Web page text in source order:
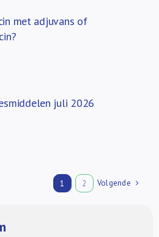
met adjuvans of
juli 2026
1 2 Volgende